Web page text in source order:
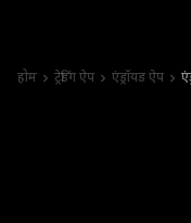
होम ट्रेडिंग ऐप एंड्रॉयड ऐप